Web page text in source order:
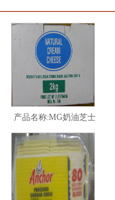
产品名称:MG奶油芝士